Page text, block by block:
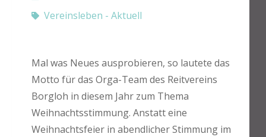
Vereinsleben - Aktuell
Mal was Neues ausprobieren, so lautete das
Motto für das Orga-Team des Reitvereins
Borgloh in diesem Jahr zum Thema
Weihnachtsstimmung. Anstatt eine
Weihnachtsfeier in abendlicher Stimmung im